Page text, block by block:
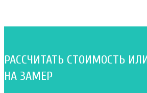
РАССЧИТАТЬ СТОИМОСТЬ
НА ЗАМЕР